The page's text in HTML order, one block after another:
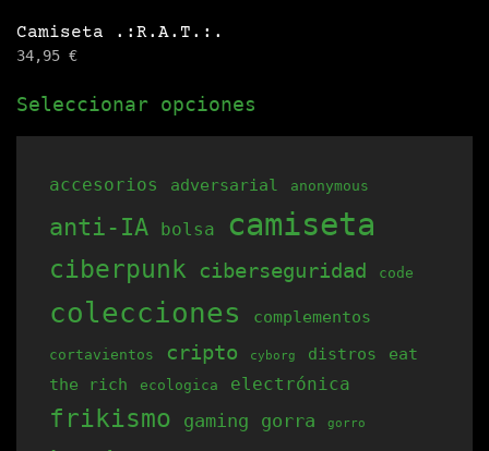
Camiseta .:R.A.T.:.
34,95 €
Seleccionar opciones
tiene
múltiples
Las
opciones
pueden
elegir
en
la
accesorios adversarial anonymous
anti-IA bolsa camiseta
ciberpunk ciberseguridad code
colecciones complementos
cortavientos cripto cyborg distros
eat
the rich
ecologica electrónica
frikismo gaming gorra gorro